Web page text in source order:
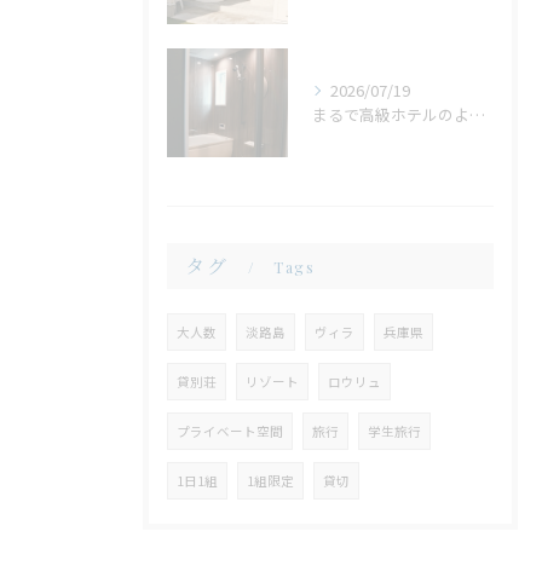
2026/07/19
まるで高級ホテルのような非日常。ガラス張りのバスルームで味わう贅沢なひととき
タグ Tags
大人数 淡路島 ヴィラ 兵庫県
貸別荘 リゾート ロウリュ
プライベート空間 旅行 学生旅行
1日1組 1組限定 貸切